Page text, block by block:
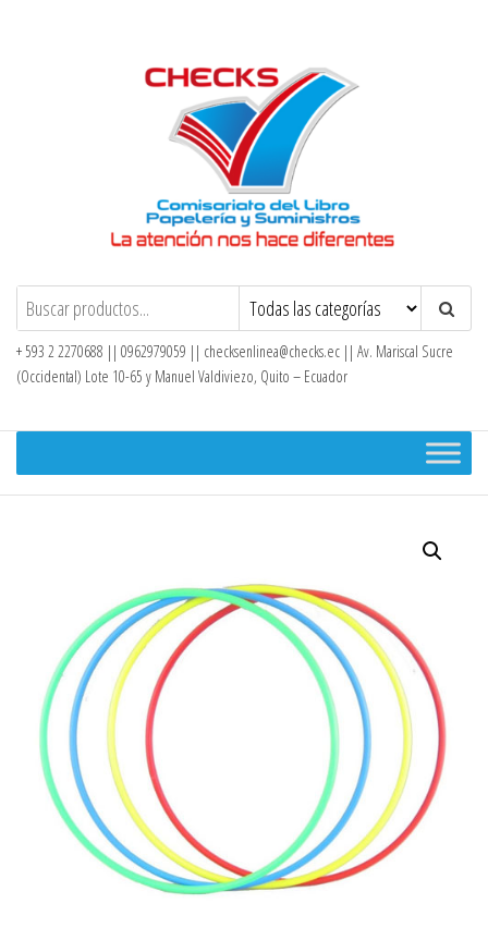
Checks – Tienda en Línea
+ 593 2 2270688 || 0962979059 || checksenlinea@checks.ec || Av. Mariscal Sucre
(Occidental) Lote 10-65 y Manuel Valdiviezo, Quito – Ecuador